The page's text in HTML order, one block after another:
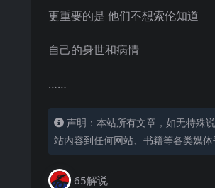
更重要的是 他们不想索伦知道
自己的身世和病情
……
声明：本站所有文章，如无特殊
站内容到任何网站、书籍等各类媒
65解说